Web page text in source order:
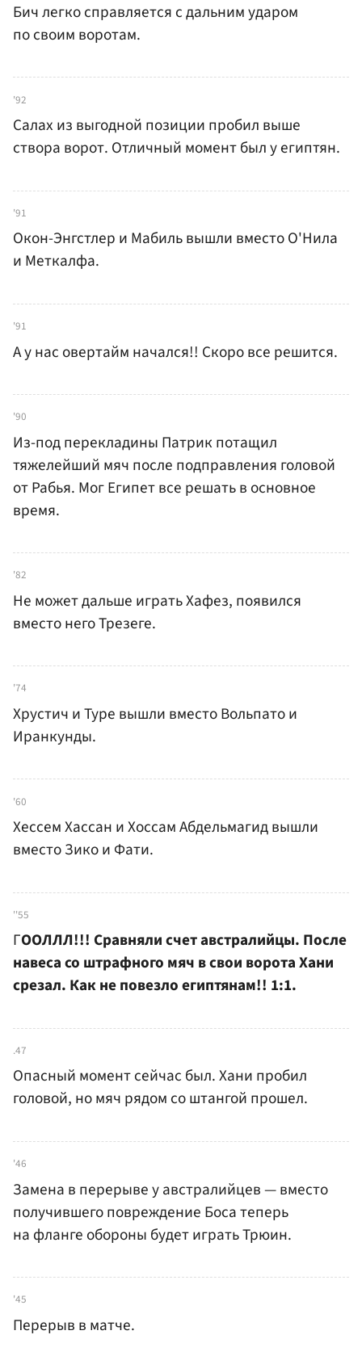
Бич легко справляется с дальним ударом
по своим воротам.
'92
Салах из выгодной позиции пробил выше
створа ворот. Отличный момент был у египтян.
'91
Окон-Энгстлер и Мабиль вышли вместо О'Нила
и Меткалфа.
'91
А у нас овертайм начался!! Скоро все решится.
'90
Из-под перекладины Патрик потащил
тяжелейший мяч после подправления головой
от Рабья. Мог Египет все решать в основное
время.
'82
Не может дальше играть Хафез, появился
вместо него Трезеге.
'74
Хрустич и Туре вышли вместо Вольпато и
Иранкунды.
'60
Хессем Хассан и Хоссам Абдельмагид вышли
вместо Зико и Фати.
''55
ГООЛЛЛ!!! Сравняли счет австралийцы. После
навеса со штрафного мяч в свои ворота Хани
срезал. Как не повезло египтянам!! 1:1.
.47
Опасный момент сейчас был. Хани пробил
головой, но мяч рядом со штангой прошел.
'46
Замена в перерыве у австралийцев — вместо
получившего повреждение Боса теперь
на фланге обороны будет играть Трюин.
'45
Перерыв в матче.